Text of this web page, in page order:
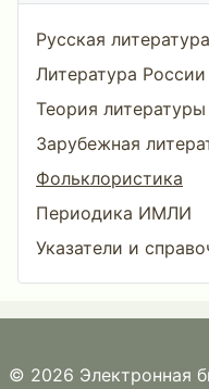
Русская литература
Литература
Теория литературы
Зарубежная
Фольклористика
Периодика ИМЛИ
Указатели и
© 2026 Электронная